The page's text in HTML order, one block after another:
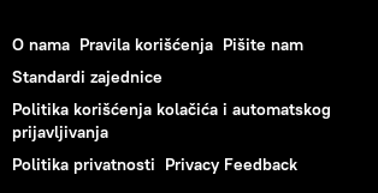
O nama Pravila korišćenja Pišite nam
Standardi zajednice
Politika korišćenja kolačića i automatskog
prijavljivanja
Politika privatnosti Privacy Feedback